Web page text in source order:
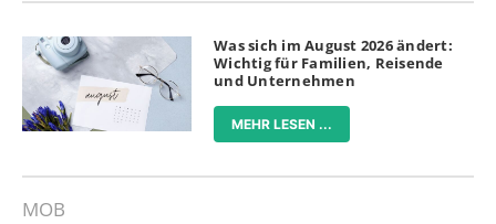
Was sich im August 2026 ändert:
Wichtig für Familien, Reisende
und Unternehmen
MEHR LESEN ...
MOB